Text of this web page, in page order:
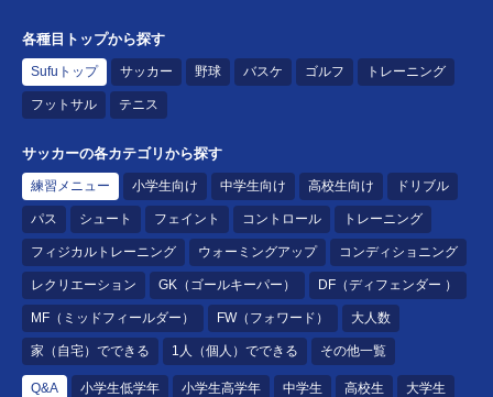
各種目トップから探す
Sufuトップ サッカー 野球 バスケ ゴルフ トレーニング
フットサル テニス
サッカーの各カテゴリから探す
練習メニュー 小学生向け 中学生向け 高校生向け ドリブル
パス シュート フェイント コントロール トレーニング
フィジカルトレーニング ウォーミングアップ コンディショニング
レクリエーション GK（ゴールキーパー） DF（ディフェンダー ）
MF（ミッドフィールダー） FW（フォワード） 大人数
家（自宅）でできる 1人（個人）でできる その他一覧
Q&A 小学生低学年 小学生高学年 中学生 高校生 大学生